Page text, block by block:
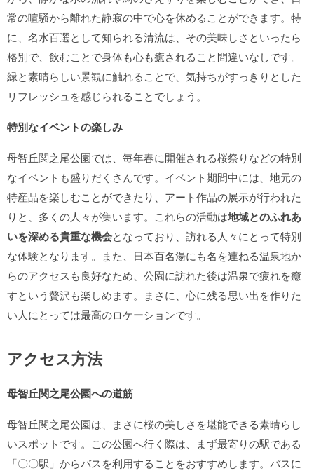
常の喧騒から離れた静寂の中で心を休めることができます。特
に、名水百選として知られる清流は、その美味しさといったら
格別で、飲むことで身体も心も癒されること間違いなしです。
緑と素晴らしい景観に触れることで、気持ちがすっきりとした
リフレッシュを感じられることでしょう。
特別なイベントの楽しみ
母智丘関之尾公園では、毎年春に開催される桜祭りなどの特別
なイベントも盛りだくさんです。イベント期間中には、地元の
特産品を楽しむことができたり、アート作品の展示が行われた
りと、多くの人々が集います。これらの活動は地域とのふれあ
いを深める貴重な機会となっており、訪れる人々にとって特別
な体験となります。また、日本百名湯にも名を連ねる温泉地か
らのアクセスも良好なため、公園に訪れた後は温泉で疲れを癒
すという贅沢も楽しめます。まさに、心に残る思い出を作りた
い人にとっては最高のロケーションです。
アクセス方法
母智丘関之尾公園への道筋
母智丘関之尾公園は、まさに桜の美しさを堪能できる素晴らし
いスポットです。この公園へ行く際は、まず最寄りの駅である
「〇〇駅」からバスを利用することをおすすめします。バスに